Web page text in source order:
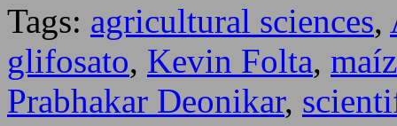
Tags: agricultural sciences,
glifosato, Kevin Folta,
Prabhakar Deonikar,